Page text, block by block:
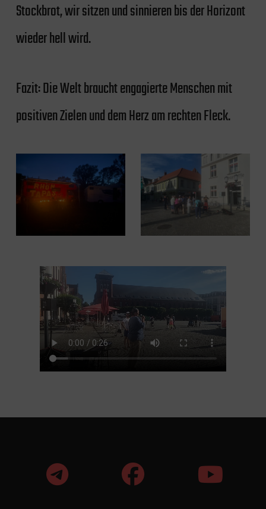
Stockbrot, wir sitzen und sinnieren bis der Horizont
wieder hell wird.
Fazit: Die Welt braucht engagierte Menschen mit
positiven Zielen und dem Herz am rechten Fleck.